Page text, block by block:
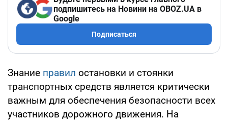
подпишитесь на Новини на OBOZ.UA в
Google
Подписаться
Знание правил остановки и стоянки
транспортных средств является критически
важным для обеспечения безопасности всех
участников дорожного движения. На